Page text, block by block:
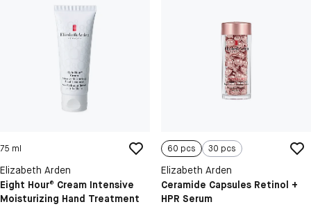
75 ml
Elizabeth Arden
Eight Hour® Cream Intensive
Moisturizing Hand Treatment
60 pcs 30 pcs
Elizabeth Arden
Ceramide Capsules Retinol +
HPR Serum